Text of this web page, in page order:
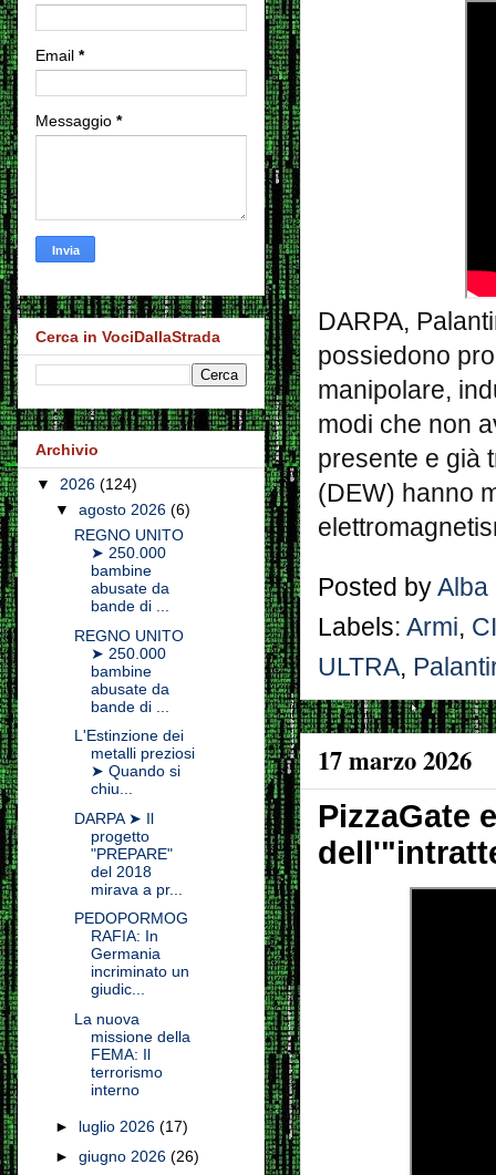
DARPA,
possiedono
manipolare,
modi che non
presente e già
(DEW) hanno
Posted by Alba
Labels: Armi,
ULTRA,
17 marzo 2026
PizzaGate
Email *
Messaggio *
Cerca in VociDallaStrada
Archivio
▼ 2026 (124)
▼ agosto 2026 (6)
REGNO UNITO
➤ 250.000
bambine
abusate da
bande di ...
REGNO UNITO
➤ 250.000
bambine
abusate da
bande di ...
L'Estinzione dei
metalli preziosi
➤ Quando si
chiu...
DARPA ➤ Il
progetto
"PREPARE"
del 2018
mirava a pr...
PEDOPORMOG
RAFIA: In
Germania
incriminato un
giudic...
La nuova
missione della
FEMA: Il
terrorismo
interno
► luglio 2026 (17)
► giugno 2026 (26)